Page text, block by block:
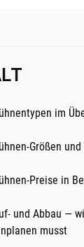
im
Größen
Preise in
und Abbau —
musst